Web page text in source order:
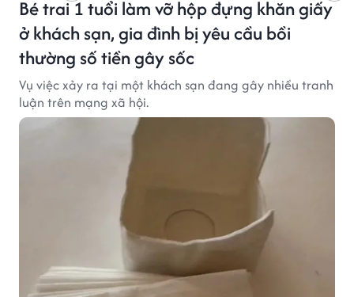
Bé trai 1 tuổi làm vỡ hộp đựng khăn giấy
ở khách sạn, gia đình bị yêu cầu bồi
thường số tiền gây sốc
Vụ việc xảy ra tại một khách sạn đang gây nhiều tranh
luận trên mạng xã hội.